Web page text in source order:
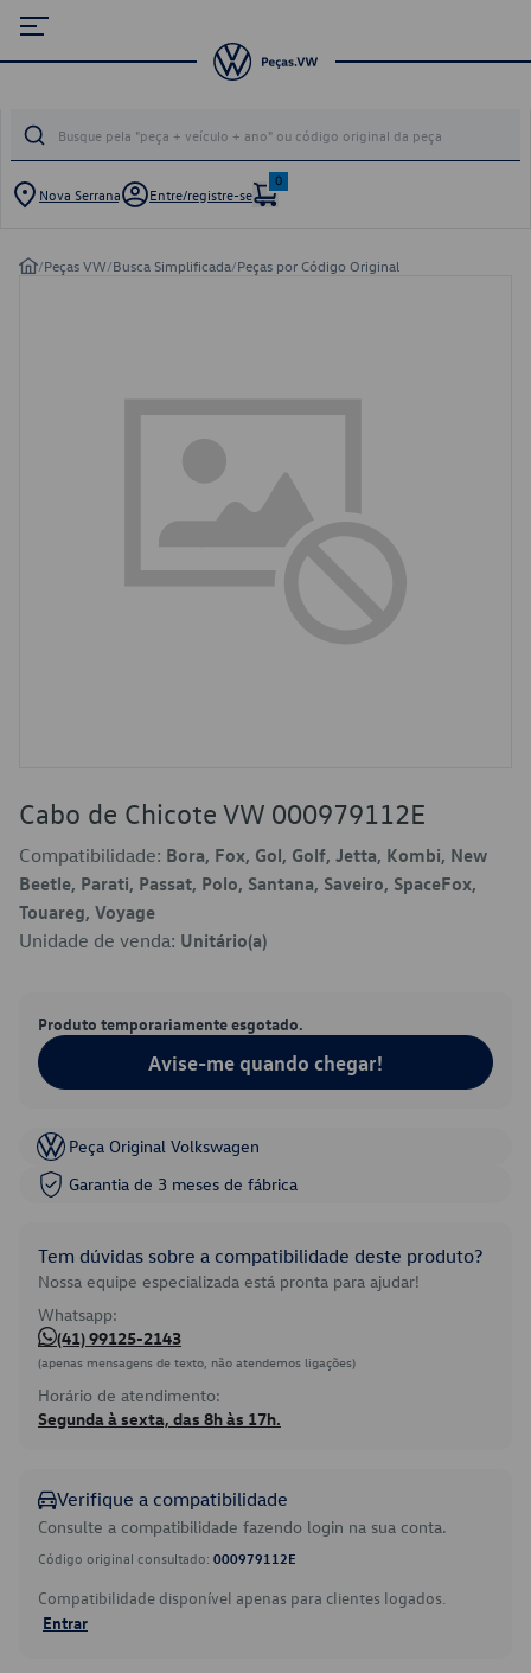
Nova Serrana Entre/registre-se
0
/Peças VW/Busca Simplificada/Peças por Código Original
Cabo de Chicote VW 000979112E
Compatibilidade: Bora, Fox, Gol, Golf, Jetta, Kombi, New
Beetle, Parati, Passat, Polo, Santana, Saveiro, SpaceFox,
Touareg, Voyage
Unidade de venda: Unitário(a)
Produto temporariamente esgotado.
Avise-me quando chegar!
Peça Original Volkswagen
Garantia de 3 meses de fábrica
Tem dúvidas sobre a compatibilidade deste produto?
Nossa equipe especializada está pronta para ajudar!
Whatsapp:
(41) 99125-2143
(apenas mensagens de texto, não atendemos ligações)
Horário de atendimento:
Segunda à sexta, das 8h às 17h.
Verifique a compatibilidade
Consulte a compatibilidade fazendo login na sua conta.
Código original consultado: 000979112E
Compatibilidade disponível apenas para clientes logados.
Entrar